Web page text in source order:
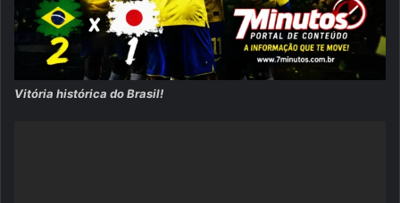
Vitória histórica do Brasil!